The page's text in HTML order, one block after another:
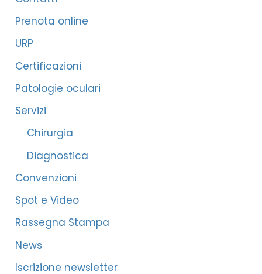
Prenota online
URP
Certificazioni
Patologie oculari
Servizi
Chirurgia
Diagnostica
Convenzioni
Spot e Video
Rassegna Stampa
News
Iscrizione newsletter